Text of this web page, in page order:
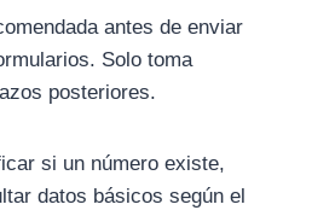
antes de enviar
Solo toma
posteriores.
si un número existe,
datos básicos según el